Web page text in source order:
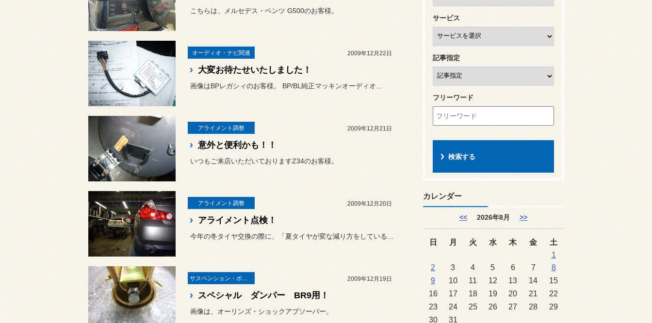
こちらは、メルセデス・ベンツ G500のお客様。
オーディオ・ナビ関連 2009年12月22日
大変お待たせいたしました！
画像はBPレガシィのお客様。 BP/BL純正マッキンオーディオ...
アライメント調整 2009年12月21日
意外と便利かも！！
いつもご来店いただいておりますZ34のお客様。
アライメント調整 2009年12月20日
アライメント点検！
サスペンション・ボディ関連 2009年12月19日
スペシャル ダンパー BR9用！
画像は、オーリンズ・ショックアブソーバー。
サービス
記事指定
フリーワード
カレンダー
<< 2026年8月 >>
日 月 火 水 木 金
土
1
2
3 4 5 6 7
8
9
10 11 12 13 14
15
16
17 18 19 20 21
22
23
24 25 26 27 28
29
30
31